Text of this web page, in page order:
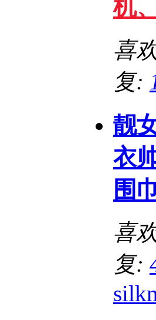
机
喜
复:
靓
衣
围巾
喜
复: